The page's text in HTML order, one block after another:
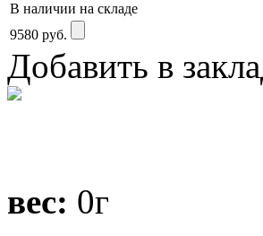
В наличии на складе
9580 руб.
Добавить в
вес: 0г